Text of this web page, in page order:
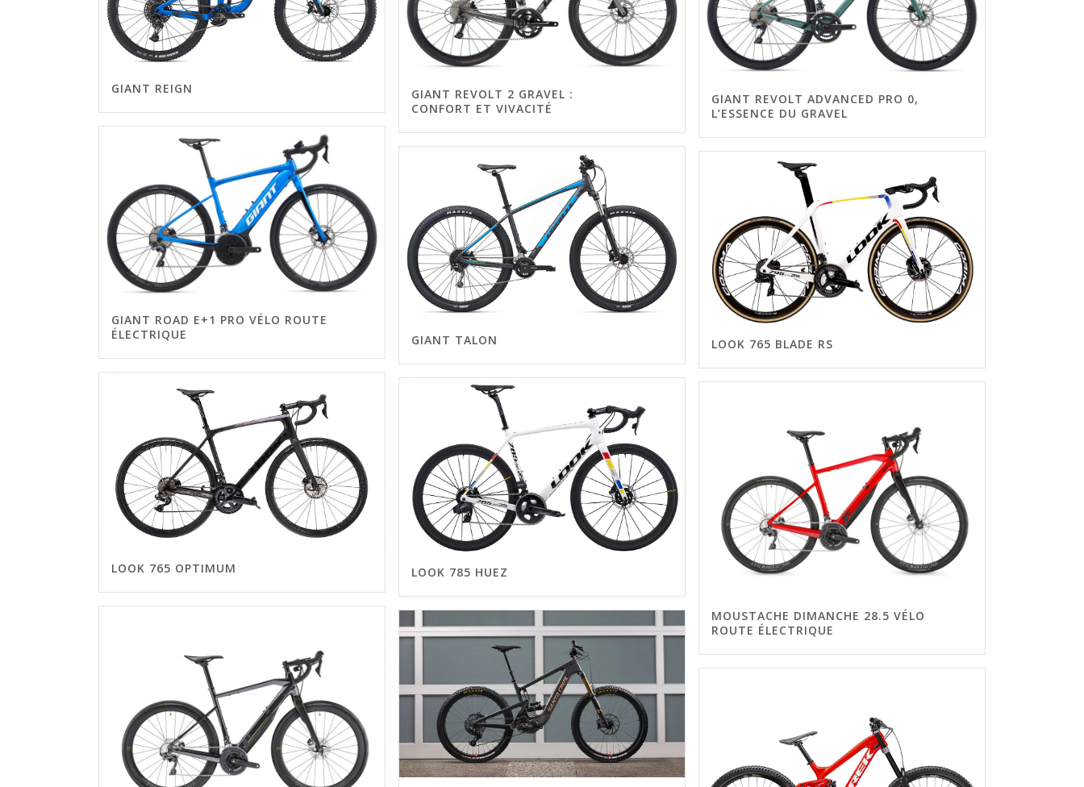
GIANT REIGN
GIANT REVOLT 2 GRAVEL :
CONFORT ET VIVACITÉ
GIANT REVOLT ADVANCED PRO 0,
L’ESSENCE DU GRAVEL
GIANT ROAD E+1 PRO VÉLO ROUTE
ÉLECTRIQUE
GIANT TALON LOOK 765 BLADE RS
LOOK 765 OPTIMUM LOOK 785 HUEZ
MOUSTACHE DIMANCHE 28.5 VÉLO
ROUTE ÉLECTRIQUE